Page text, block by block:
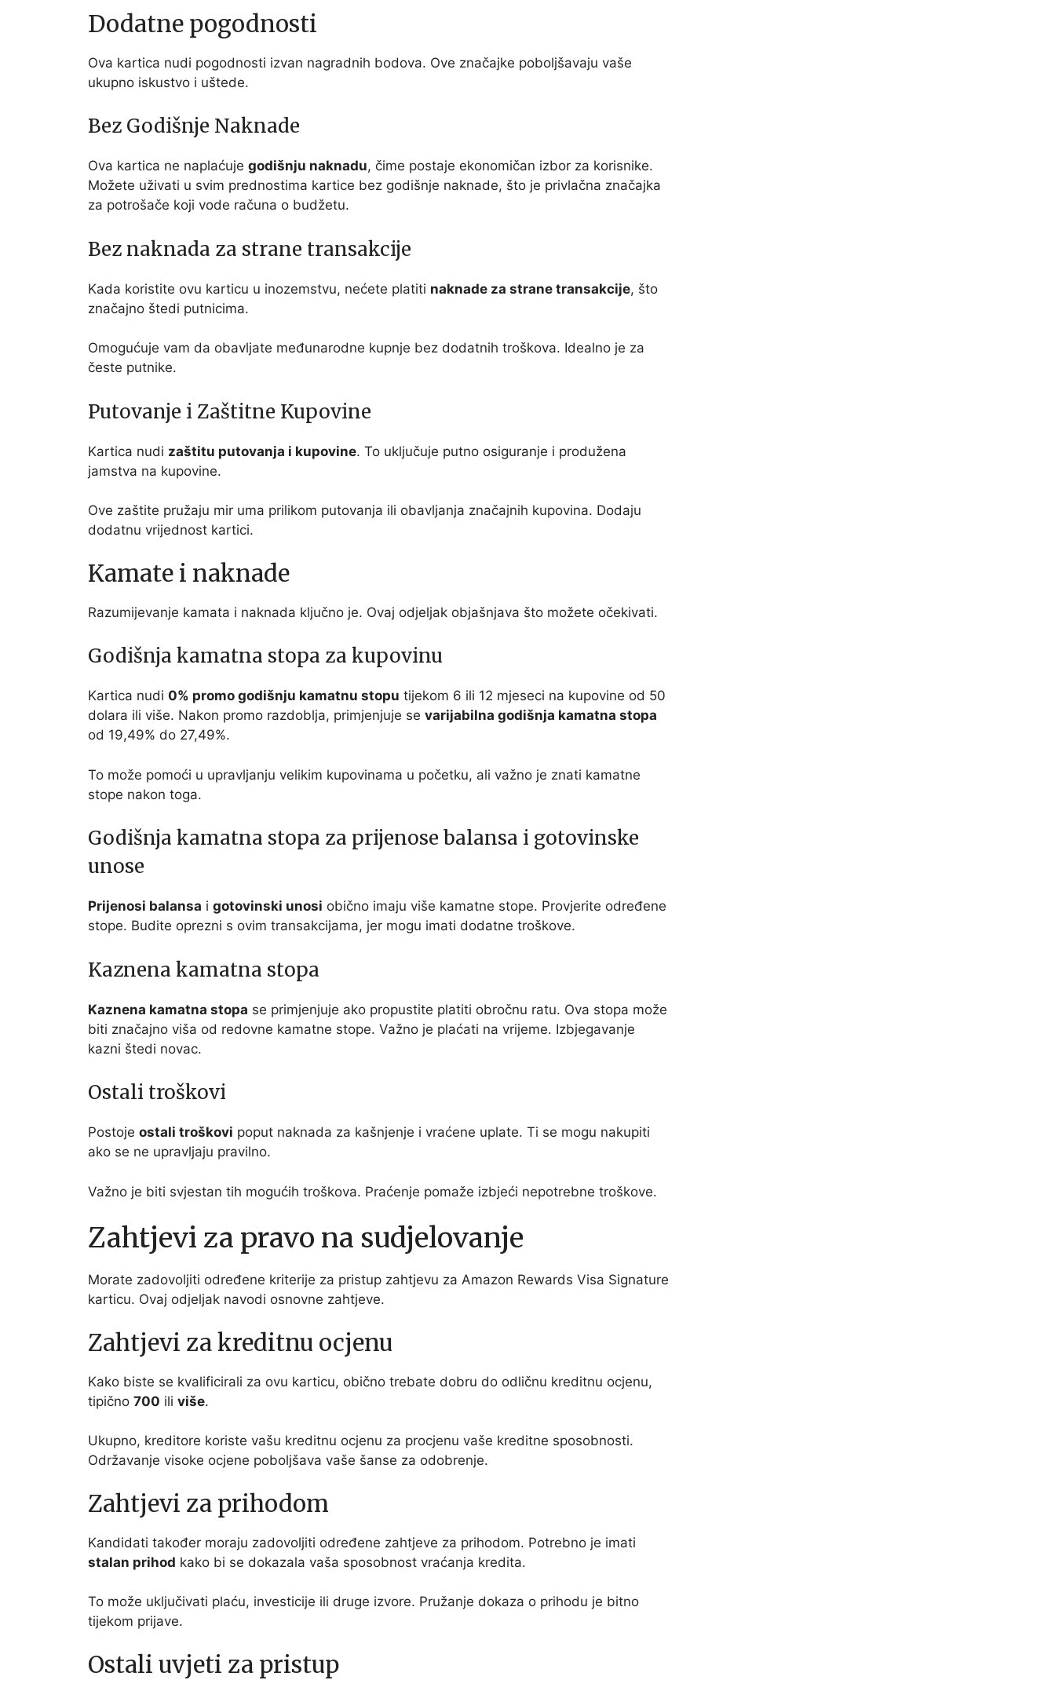
Dodatne pogodnosti
Ova kartica nudi pogodnosti izvan nagradnih bodova. Ove značajke poboljšavaju vaše
ukupno iskustvo i uštede.
Bez Godišnje Naknade
Ova kartica ne naplaćuje godišnju naknadu, čime postaje ekonomičan izbor za korisnike.
Možete uživati u svim prednostima kartice bez godišnje naknade, što je privlačna značajka
za potrošače koji vode računa o budžetu.
Bez naknada za strane transakcije
Kada koristite ovu karticu u inozemstvu, nećete platiti naknade za strane transakcije, što
značajno štedi putnicima.
Omogućuje vam da obavljate međunarodne kupnje bez dodatnih troškova. Idealno je za
česte putnike.
Putovanje i Zaštitne Kupovine
Kartica nudi zaštitu putovanja i kupovine. To uključuje putno osiguranje i produžena
jamstva na kupovine.
Ove zaštite pružaju mir uma prilikom putovanja ili obavljanja značajnih kupovina. Dodaju
dodatnu vrijednost kartici.
Kamate i naknade
Razumijevanje kamata i naknada ključno je. Ovaj odjeljak objašnjava što možete očekivati.
Godišnja kamatna stopa za kupovinu
Kartica nudi 0% promo godišnju kamatnu stopu tijekom 6 ili 12 mjeseci na kupovine od 50
dolara ili više. Nakon promo razdoblja, primjenjuje se varijabilna godišnja kamatna stopa
od 19,49% do 27,49%.
To može pomoći u upravljanju velikim kupovinama u početku, ali važno je znati kamatne
stope nakon toga.
Godišnja kamatna stopa za prijenose balansa i gotovinske
unose
Prijenosi balansa i gotovinski unosi obično imaju više kamatne stope. Provjerite određene
stope. Budite oprezni s ovim transakcijama, jer mogu imati dodatne troškove.
Kaznena kamatna stopa
Kaznena kamatna stopa se primjenjuje ako propustite platiti obročnu ratu. Ova stopa može
biti značajno viša od redovne kamatne stope. Važno je plaćati na vrijeme. Izbjegavanje
kazni štedi novac.
Ostali troškovi
Postoje ostali troškovi poput naknada za kašnjenje i vraćene uplate. Ti se mogu nakupiti
ako se ne upravljaju pravilno.
Važno je biti svjestan tih mogućih troškova. Praćenje pomaže izbjeći nepotrebne troškove.
Zahtjevi za pravo na sudjelovanje
Morate zadovoljiti određene kriterije za pristup zahtjevu za Amazon Rewards Visa Signature
karticu. Ovaj odjeljak navodi osnovne zahtjeve.
Zahtjevi za kreditnu ocjenu
Kako biste se kvalificirali za ovu karticu, obično trebate dobru do odličnu kreditnu ocjenu,
tipično 700 ili više.
Ukupno, kreditore koriste vašu kreditnu ocjenu za procjenu vaše kreditne sposobnosti.
Održavanje visoke ocjene poboljšava vaše šanse za odobrenje.
Zahtjevi za prihodom
Kandidati također moraju zadovoljiti određene zahtjeve za prihodom. Potrebno je imati
stalan prihod kako bi se dokazala vaša sposobnost vraćanja kredita.
To može uključivati plaću, investicije ili druge izvore. Pružanje dokaza o prihodu je bitno
tijekom prijave.
Ostali uvjeti za pristup